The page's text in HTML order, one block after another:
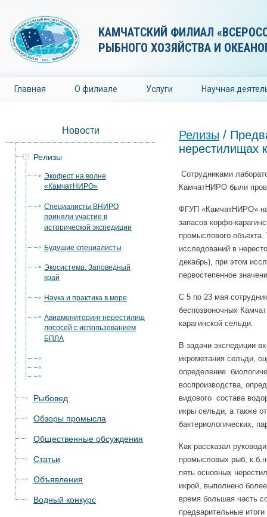
КАМЧАТСКИЙ ФИЛИАЛ
РЫБНОГО ХОЗЯЙСТВА И
Главная О филиале Услуги Научная
Новости
Релизы
Экофест на волне
«КамчатНИРО»
Специалисты ВНИРО
приняли участие в
исторической экспедиции
Будущие специалисты
Экосистема. Заповедный
край
Наука и практика в море
Авиамониторинг нерестилищ
лососей с использованием
БПЛА
Рыбовед
Обзоры промысла
Общественные обсуждения
Статьи
Объявления
Водный конкурс
Релизы /
нерестилищах
Cотрудниками
КамчатНИРО были
ФГУП «КамчатНИРО» на
запасов корфо-
промыслового объекта.
исследований в
декабрь), при этом
первостепенное
С 5 по 23 мая
беспозвоночных
карагинской сельди.
В задачи экспедиции
икрометания сельди,
определение
воспроизводства,
видового состава
икры сельди, а также
бактериологических,
Как рассказал
промысловых рыб,
пять основных
икрой, выполнено
время большая часть
предварительные